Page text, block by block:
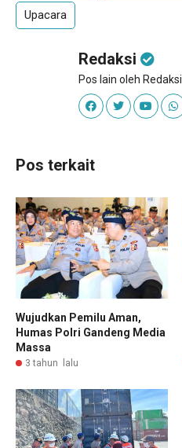
Upacara
Redaksi
Pos lain oleh Redaksi
Pos terkait
Wujudkan Pemilu Aman,
Humas Polri Gandeng Media
Massa
3 tahun lalu